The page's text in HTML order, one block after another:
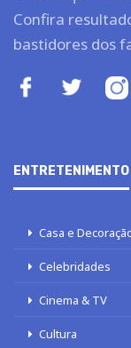
Confira
bastidores dos
ENTRETENIMENTO
Casa e
Celebridades
Cinema & TV
Cultura